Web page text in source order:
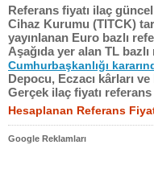
Referans fiyatı ilaç
Cihaz Kurumu (TITCK)
yayınlanan Euro bazlı
Aşağıda yer alan TL
Cumhurbaşkanlığı
Depocu, Eczacı kârları
Gerçek ilaç fiyatı
Hesaplanan Referans
Google Reklamları